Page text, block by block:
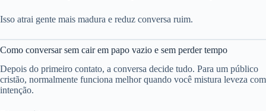
Isso atrai gente mais madura e reduz conversa ruim.
Como conversar sem cair em papo vazio e sem perder tempo
Depois do primeiro contato, a conversa decide tudo. Para um público
cristão, normalmente funciona melhor quando você mistura leveza com
intenção.